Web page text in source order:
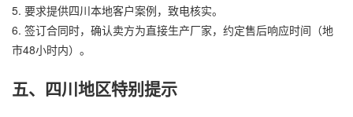
5. 要求提供四川本地客户案例，致电核实。
6. 签订合同时，确认卖方为直接生产厂家，约定售后响应时间（地
市48小时内）。
五、四川地区特别提示